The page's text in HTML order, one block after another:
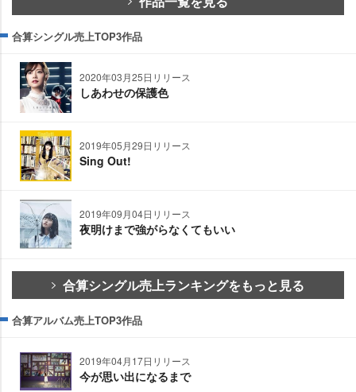
合算シングル売上TOP3作品
2020年03月25日リリース
しあわせの保護色
2019年05月29日リリース
Sing Out!
2019年09月04日リリース
夜明けまで強がらなくてもいい
合算シングル売上ランキングをもっと見る
合算アルバム売上TOP3作品
2019年04月17日リリース
今が思い出になるまで